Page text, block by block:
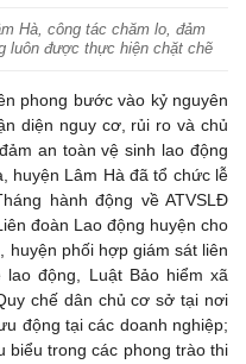
Hà, công tác chăm lo, đảm
luôn được thực hiện chặt chẽ
phong bước vào kỷ nguyên
diện nguy cơ, rủi ro và chủ
an toàn vệ sinh lao động
huyện Lâm Hà đã tổ chức lễ
hành động về ATVSLĐ
đoàn Lao động huyện cho
huyện phối hợp giám sát liên
động, Luật Bảo hiểm xã
chế dân chủ cơ sở tại nơi
động tại các doanh nghiệp;
biểu trong các phong trào thi